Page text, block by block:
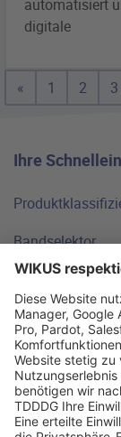
automatisiert
digitale
« 1 2 3
Ihre
Bandselektor
Technische
FAQ
Standorte
Warum WIKUS
Ratgeber